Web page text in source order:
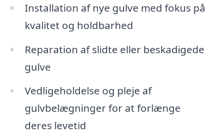
Installation af nye gulve med fokus på
kvalitet og holdbarhed
Reparation af slidte eller beskadigede
gulve
Vedligeholdelse og pleje af
gulvbelægninger for at forlænge
deres levetid